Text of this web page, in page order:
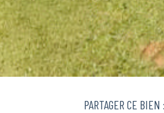
PARTAGER CE BIEN :